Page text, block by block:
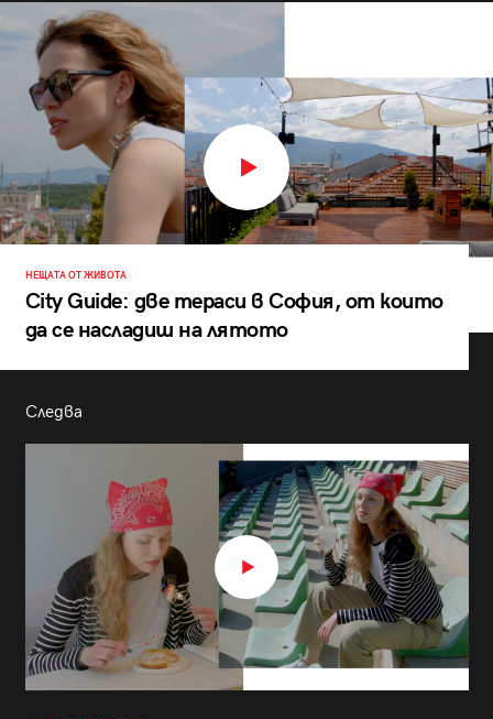
НЕЩАТА ОТ ЖИВОТА
City Guide: две тераси в София, от които
да се насладиш на лятото
Следва